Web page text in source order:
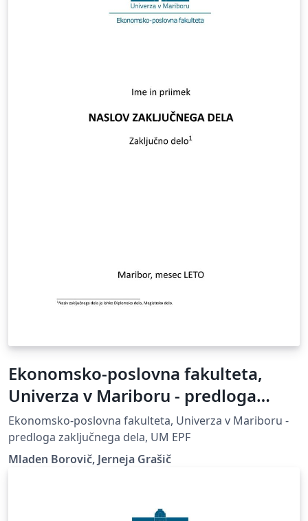
Ekonomsko-poslovna fakulteta,
Univerza v Mariboru - predloga
zaključnega dela
Ekonomsko-poslovna fakulteta, Univerza v Mariboru -
predloga zaključnega dela, UM EPF
Mladen Borovič, Jerneja Grašič